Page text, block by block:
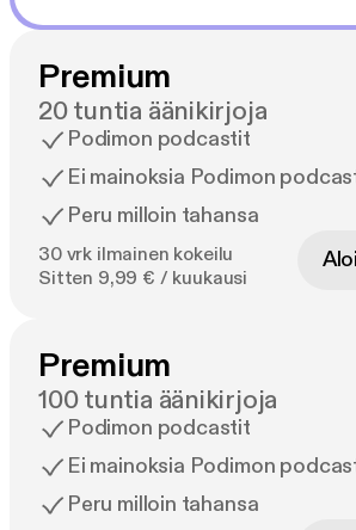
Premium
20 tuntia äänikirjoja
Podimon podcastit
Ei mainoksia Podimon
Peru milloin tahansa
30 vrk ilmainen kokeilu
Sitten 9,99 € / kuukausi
Premium
100 tuntia äänikirjoja
Podimon podcastit
Ei mainoksia Podimon
Peru milloin tahansa